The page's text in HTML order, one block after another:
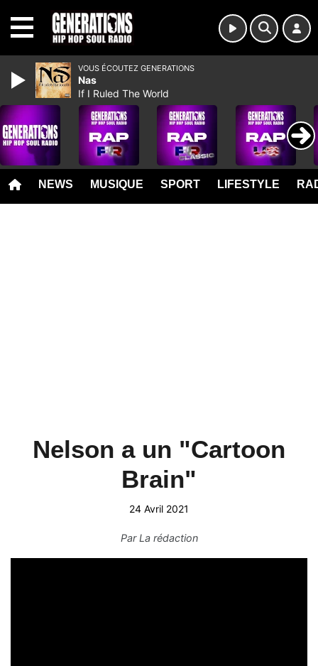
NEWS MUSIQUE SPORT LIFESTYLE
Nelson a un "Cartoon
Brain"
24 Avril 2021
ParLa rédaction
VOUS ÉCOUTEZ GENERATIONS
Nas
If I Ruled The World